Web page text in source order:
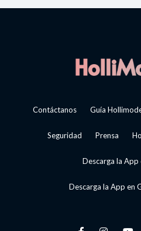
Contáctanos Guía
Seguridad Prensa
Descarga la
Descarga la App en